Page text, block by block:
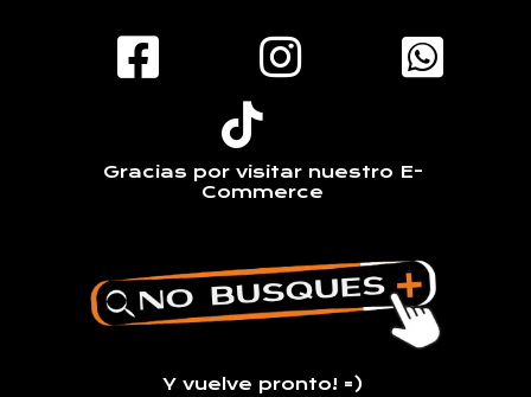
Gracias por visitar nuestro E-
Commerce
Y vuelve pronto! =)